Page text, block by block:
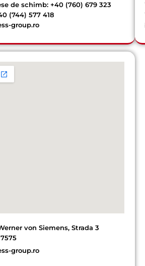
de schimb: +40 (760) 679 323
(744) 577 418
group.ro
von Siemens, Strada 3
group.ro